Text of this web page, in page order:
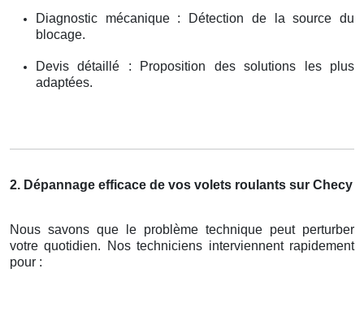
Diagnostic mécanique : Détection de la source du
blocage.
Devis détaillé : Proposition des solutions les plus
adaptées.
2. Dépannage efficace de vos volets roulants sur Checy
Nous savons que le problème technique peut perturber
votre quotidien. Nos techniciens interviennent rapidement
pour :